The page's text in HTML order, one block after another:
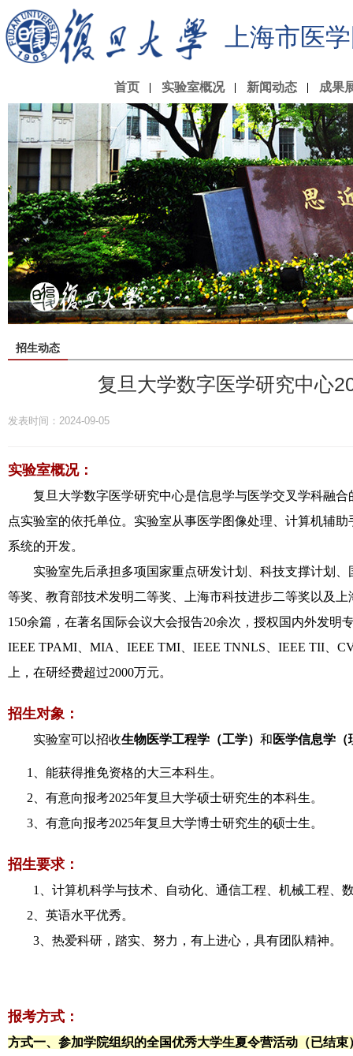
上海市医
首页 实验室概况 新闻动态 成果
招生动态
复旦大学数字医学研究中心
发表时间：2024-09-05
实验室概况：
复旦大学数字医学研究中心是信息学与医学交叉学科融合
点实验室的依托单位。实验室从事医学图像处理、计算机辅
系统的开发。
实验室先后承担多项国家重点研发计划、科技支撑计划、
等奖、教育部技术发明二等奖、上海市科技进步二等奖以及
150余篇，在著名国际会议大会报告20余次，授权国内外发
IEEE TPAMI、MIA、IEEE TMI、IEEE TNNLS、IEEE TII、
上，在研经费超过2000万元。
招生对象：
实验室可以招收生物医学工程学（工学） 和 医学信息学（
1、能获得推免资格的大三本科生。
2、有意向报考2025年复旦大学硕士研究生的本科生。
3、有意向报考2025年复旦大学博士研究生的硕士生。
招生要求：
1、计算机科学与技术、自动化、通信工程、机械工程、
2、英语水平优秀。
3、 热爱科研，踏实、努力，有上进心，具有团队精神。
报考方式：
方式一、参加学院组织的全国优秀大学生夏令营活动（已结束